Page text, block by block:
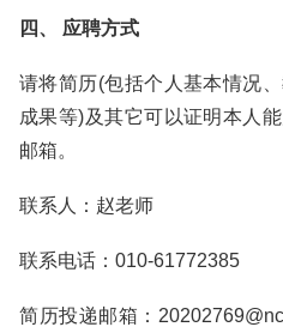
四、 应聘方式
请将简历(包括个人基本情况
成果等)及其它可以证明本人
邮箱。
联系人：赵老师
联系电话：010-61772385
简历投递邮箱：